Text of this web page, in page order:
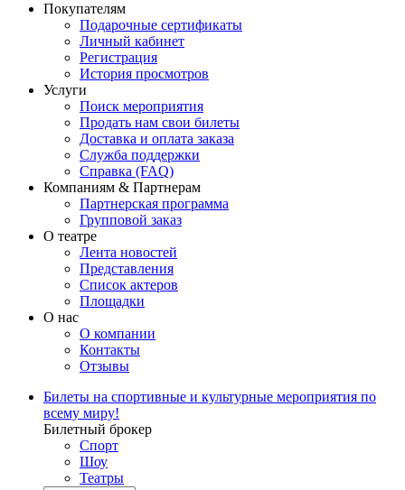
Покупателям
Подарочные сертификаты
Личный кабинет
Регистрация
История просмотров
Услуги
Поиск мероприятия
Продать нам свои билеты
Доставка и оплата заказа
Служба поддержки
Справка (FAQ)
Компаниям & Партнерам
Партнерская программа
Групповой заказ
О театре
Лента новостей
Представления
Список актеров
Площадки
О нас
О компании
Контакты
Отзывы
Билеты на спортивные и культурные мероприятия по
всему миру!
Билетный брокер
Спорт
Шоу
Театры